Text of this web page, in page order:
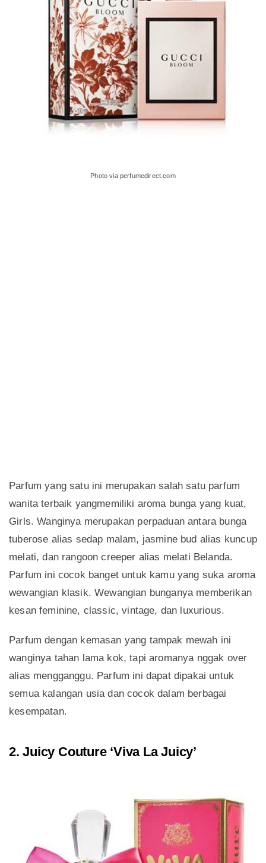
Photo via perfumedirect.com
Parfum yang satu ini merupakan salah satu parfum
wanita terbaik yangmemiliki aroma bunga yang kuat,
Girls. Wanginya merupakan perpaduan antara bunga
tuberose alias sedap malam, jasmine bud alias kuncup
melati, dan rangoon creeper alias melati Belanda.
Parfum ini cocok banget untuk kamu yang suka aroma
wewangian klasik. Wewangian bunganya memberikan
kesan feminine, classic, vintage, dan luxurious.
Parfum dengan kemasan yang tampak mewah ini
wanginya tahan lama kok, tapi aromanya nggak over
alias mengganggu. Parfum ini dapat dipakai untuk
semua kalangan usia dan cocok dalam berbagai
kesempatan.
2. Juicy Couture ‘Viva La Juicy’